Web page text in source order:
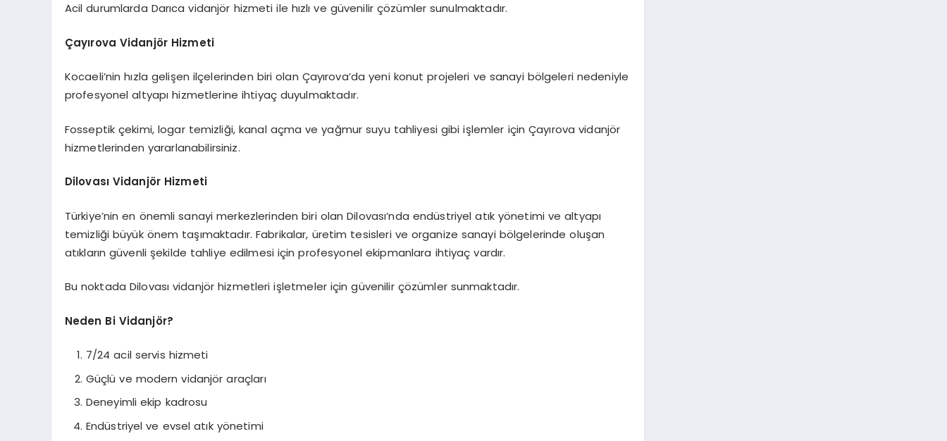
Acil durumlarda Darıca vidanjör hizmeti ile hızlı ve güvenilir çözümler sunulmaktadır.
Çayırova Vidanjör Hizmeti
Kocaeli’nin hızla gelişen ilçelerinden biri olan Çayırova’da yeni konut projeleri ve sanayi bölgeleri nedeniyle
profesyonel altyapı hizmetlerine ihtiyaç duyulmaktadır.
Fosseptik çekimi, logar temizliği, kanal açma ve yağmur suyu tahliyesi gibi işlemler için Çayırova vidanjör
hizmetlerinden yararlanabilirsiniz.
Dilovası Vidanjör Hizmeti
Türkiye’nin en önemli sanayi merkezlerinden biri olan Dilovası’nda endüstriyel atık yönetimi ve altyapı
temizliği büyük önem taşımaktadır. Fabrikalar, üretim tesisleri ve organize sanayi bölgelerinde oluşan
atıkların güvenli şekilde tahliye edilmesi için profesyonel ekipmanlara ihtiyaç vardır.
Bu noktada Dilovası vidanjör hizmetleri işletmeler için güvenilir çözümler sunmaktadır.
Neden Bi Vidanjör?
7/24 acil servis hizmeti
Güçlü ve modern vidanjör araçları
Deneyimli ekip kadrosu
Endüstriyel ve evsel atık yönetimi